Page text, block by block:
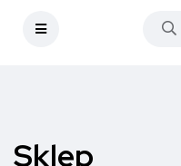
Sklep